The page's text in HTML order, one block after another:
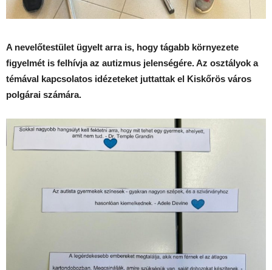
A nevelőtestület ügyelt arra is, hogy tágabb környezete
figyelmét is felhívja az autizmus jelenségére. Az osztályok a
témával kapcsolatos idézeteket juttattak el Kiskőrös város
polgárai számára.